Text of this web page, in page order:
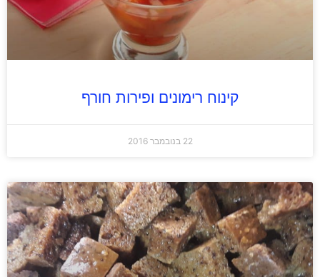
קינוח רימונים ופירות חורף
22 בנובמבר 2016